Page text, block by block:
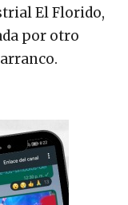
El Florido,
por otro